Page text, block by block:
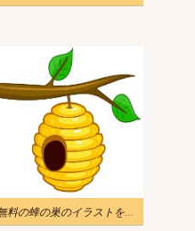
無料の蜂の巣のイラストをダウンロード 2